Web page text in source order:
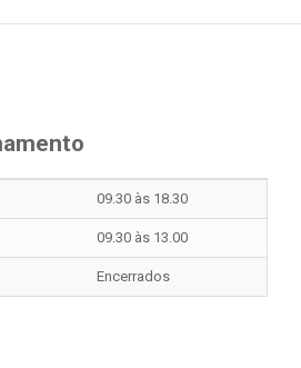
09.30 às 18.30
09.30 às 13.00
Encerrados